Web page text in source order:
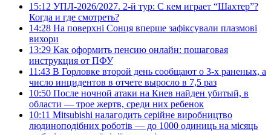
15:12 УПЛ-2026/2027. 2-й тур: С кем играет “Шахтер”?
Когда и где смотреть?
14:28 На поверхні Сонця вперше зафіксували плазмові
вихори
13:29 Как оформить пенсию онлайн: пошаговая
инструкция от ПФУ
11:43 В Горловке второй день сообщают о 3-х раненых, а
число инцидентов в отчете выросло в 7,5 раз
10:50 После ночной атаки на Киев найден убитый, в
области — трое жертв, среди них ребенок
10:11 Mitsubishi налагодить серійне виробництво
людиноподібних роботів — до 1000 одиниць на місяць